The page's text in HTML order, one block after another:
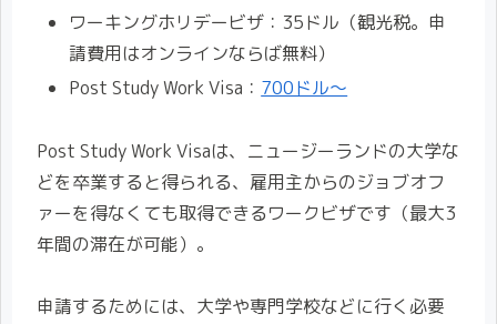
ワーキングホリデービザ：35ドル（観光税。申
請費用はオンラインならば無料）
Post Study Work Visa： 700ドル〜
Post Study Work Visaは、ニュージーランドの大学な
どを卒業すると得られる、雇用主からのジョブオフ
ァーを得なくても取得できるワークビザです（最大3
年間の滞在が可能）。
申請するためには、大学や専門学校などに行く必要